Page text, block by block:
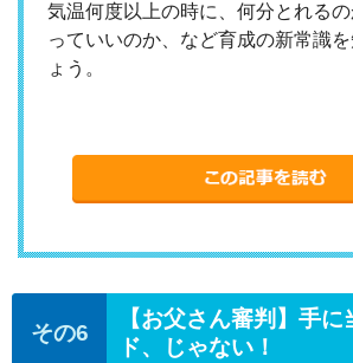
気温何度以上の時に、何分とれる
っていいのか、など育成の新常識
ょう。
【お父さん審判】手
ド、じゃない！